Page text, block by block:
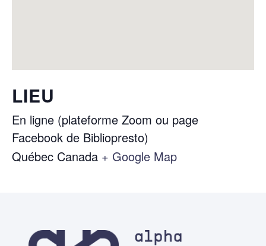
LIEU
En ligne (plateforme Zoom ou page
Facebook de Bibliopresto)
Québec Canada + Google Map